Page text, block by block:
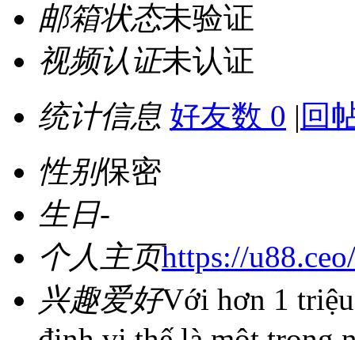
邮箱状态未验证
视频认证未认证
统计信息 好友数 0 | 回
性别保密
生日-
个人主页https://u88.ceo/
兴趣爱好Với hơn 1